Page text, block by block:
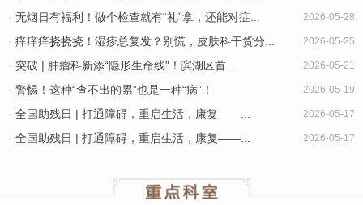
2026-05-28
· 无烟日有福利！做个检查就有“礼”拿，还能对症...
2026-05-25
· 痒痒痒挠挠挠！湿疹总复发？别慌，皮肤科干货分...
2026-05-21
· 突破 | 肿瘤科新添“隐形生命线”！滨湖区首...
2026-05-19
· 警惕！这种“查不出的累”也是一种“病”！
2026-05-17
· 全国助残日 | 打通障碍，重启生活，康复——...
2026-05-17
· 全国助残日 | 打通障碍，重启生活，康复——...